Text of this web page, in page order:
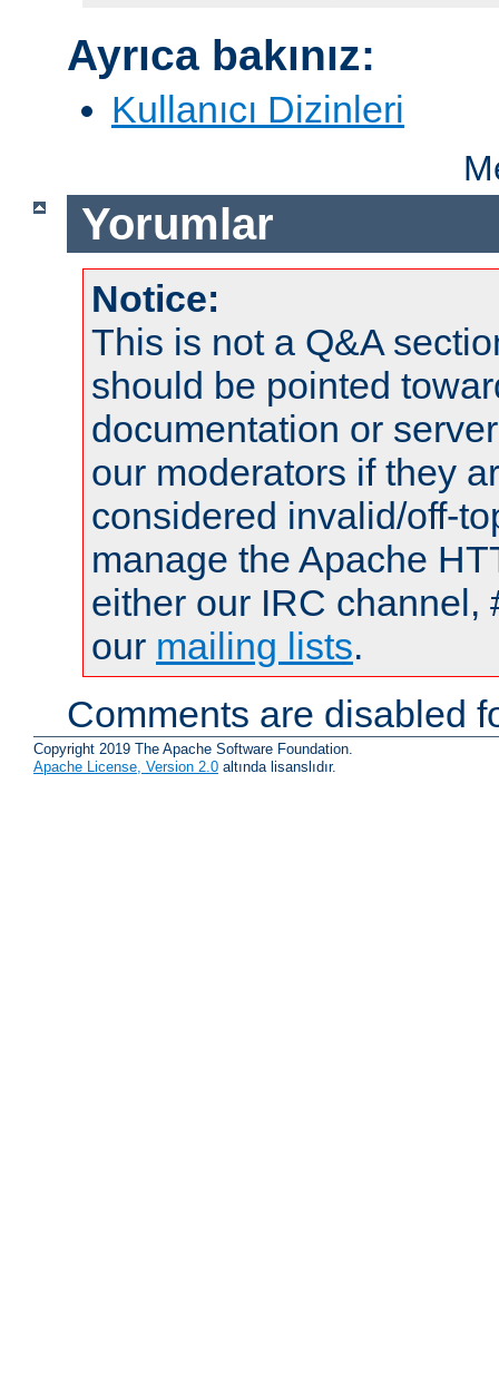
Ayrıca bakınız:
Kullanıcı Dizinleri
Yorumlar
Notice:
This is not a Q&A
should be pointed
documentation or
our moderators if they
considered invalid/off-
manage the Apache
either our IRC channel,
our mailing lists.
Comments are disabled
Copyright 2019 The Apache Software Foundation.
Apache License, Version 2.0 altında lisanslıdır.